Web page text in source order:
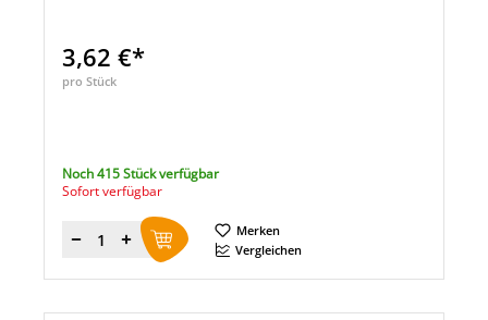
3,62 €*
pro Stück
Noch 415 Stück verfügbar
Sofort verfügbar
Menge
Merken
Vergleichen